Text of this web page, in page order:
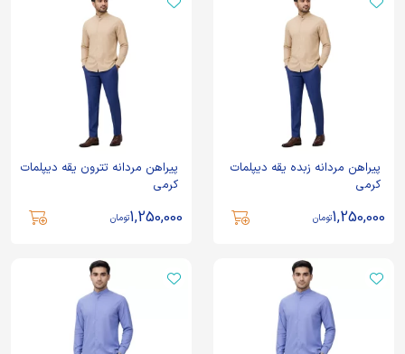
پیراهن مردانه زبده یقه دیپلمات
کرمی
1,250,000تومان
پیراهن مردانه تترون یقه دیپلمات
کرمی
1,250,000تومان